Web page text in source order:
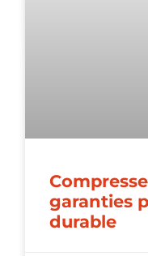
garanties
durable